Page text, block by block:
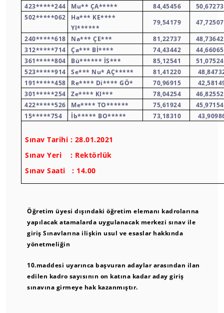
423*****244
Mu** ÇA***** 84,45456
502*****062
Ha*** KE****
YI******
79,54179
240*****618
Na*** ÇE*** 81,22737
312*****714
Ça*** Bİ**** 74,43442
361*****804
Bü****** İS*** 85,12541
523*****914
Se*** Nu* AÇ***** 81,41220
191*****458
Re**** Di**** GÖ* 70,96915
301*****254
Ze**** KI*** 78,04254
422*****526
Me**** TO****** 75,61924
15*****754
İb***** BO***** 73,18310
Sınav Tarihi : 28.01.2021
Sınav Yeri : Rektörlük
Sınav Saati : 14.00
Öğretim üyesi dışındaki öğretim elemanı kadrolarına
yapılacak atamalarda uygulanacak merkezi sınav ile
giriş Sınavlarına ilişkin usul ve esaslar hakkında
yönetmeliğin
10.maddesi uyarınca başvuran adaylar arasından ilan
edilen kadro sayısının on katına kadar aday giriş
sınavına girmeye hak kazanmıştır.